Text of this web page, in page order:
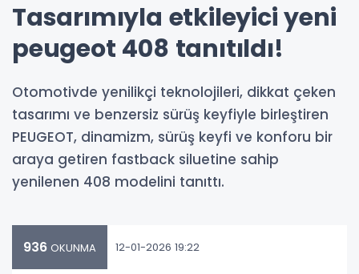
Tasarımıyla etkileyici yeni
peugeot 408 tanıtıldı!
Otomotivde yenilikçi teknolojileri, dikkat çeken
tasarımı ve benzersiz sürüş keyfiyle birleştiren
PEUGEOT, dinamizm, sürüş keyfi ve konforu bir
araya getiren fastback siluetine sahip
yenilenen 408 modelini tanıttı.
936 OKUNMA 12-01-2026 19:22